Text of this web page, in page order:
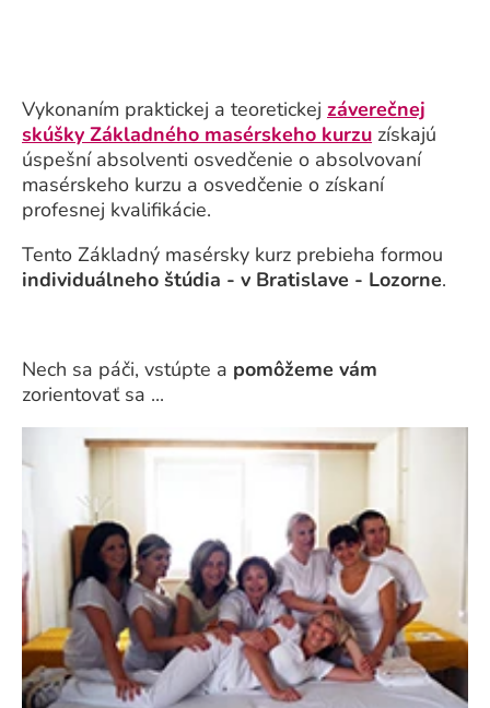
Vykonaním praktickej a teoretickej záverečnej
skúšky Základného masérskeho kurzu získajú
úspešní absolventi osvedčenie o absolvovaní
masérskeho kurzu a osvedčenie o získaní
profesnej kvalifikácie.
Tento Základný masérsky kurz prebieha formou
individuálneho štúdia - v Bratislave - Lozorne.
Nech sa páči, vstúpte a pomôžeme vám
zorientovať sa ...